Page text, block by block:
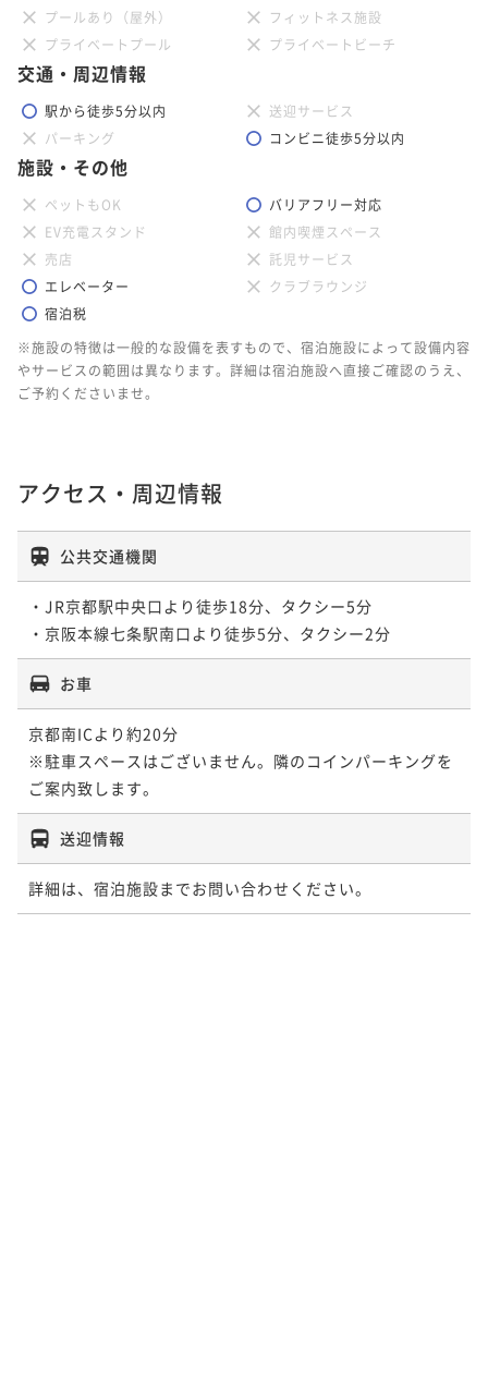
プールあり（屋外）
フィットネス施設
プライベートプール
プライベートビーチ
交通・周辺情報
駅から徒歩5分以内
送迎サービス
パーキング
コンビニ徒歩5分以内
施設・その他
ペットもOK
バリアフリー対応
EV充電スタンド
館内喫煙スペース
売店
託児サービス
エレベーター
クラブラウンジ
宿泊税
※施設の特徴は一般的な設備を表すもので、宿泊施設によって設備内容
やサービスの範囲は異なります。詳細は宿泊施設へ直接ご確認のうえ、
ご予約くださいませ。
アクセス・周辺情報
公共交通機関
・JR京都駅中央口より徒歩18分、タクシー5分
・京阪本線七条駅南口より徒歩5分、タクシー2分
お車
京都南ICより約20分
※駐車スペースはございません。隣のコインパーキングを
ご案内致します。
送迎情報
詳細は、宿泊施設までお問い合わせください。